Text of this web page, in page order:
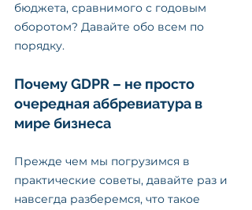
бюджета, сравнимого с годовым
оборотом? Давайте обо всем по
порядку.
Почему GDPR – не просто
очередная аббревиатура в
мире бизнеса
Прежде чем мы погрузимся в
практические советы, давайте раз и
навсегда разберемся, что такое